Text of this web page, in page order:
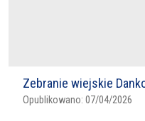
Zebranie wiejskie
Opublikowano: 07/04/2026